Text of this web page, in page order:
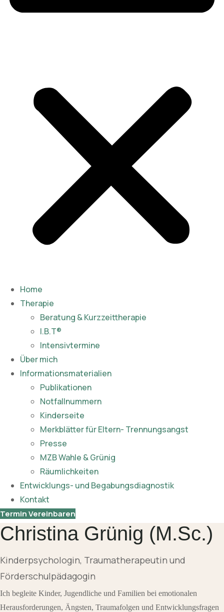
Home
Therapie
Beratung & Kurzzeittherapie
I.B.T®
Intensivtermine
Über mich
Informationsmaterialien
Publikationen​
Notfallnummern
Kinderseite
Merkblätter für Eltern- Trennungsangst
Presse
MZB Wahle & Grünig
Räumlichkeiten
Entwicklungs- und Begabungsdiagnostik
Kontakt
Termin Vereinbaren
Christina Grünig (M.Sc.)
Kinderpsychologin, Traumatherapeutin und
Förderschulpädagogin
Ich begleite Kinder, Jugendliche und Familien bei emotionalen
Herausforderungen, Ängsten, Traumafolgen und Entwicklungsfragen